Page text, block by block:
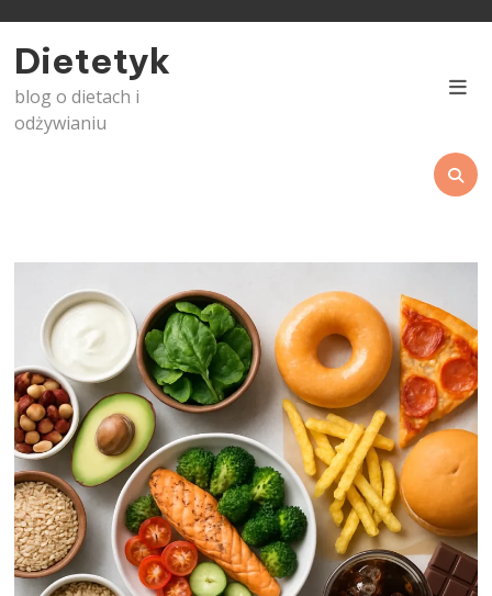
content
Dietetyk
blog o dietach i
odżywianiu